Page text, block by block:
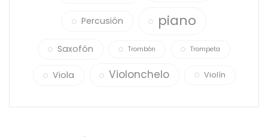
Percusión piano
Saxofón Trombón Trompeta
Viola Violonchelo Violín